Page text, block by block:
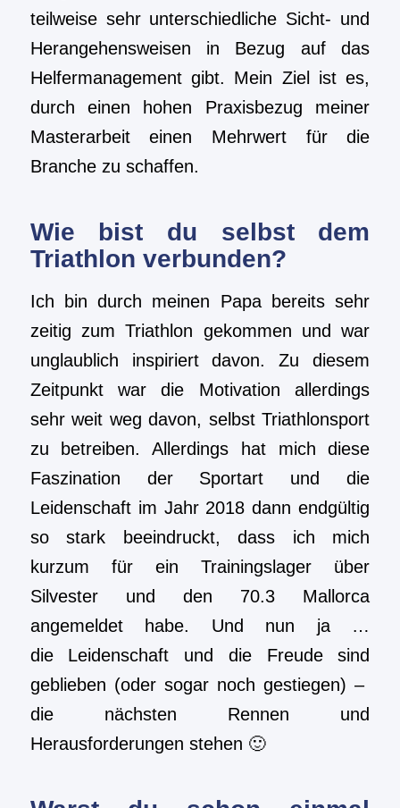
teilweise sehr unterschiedliche Sicht- und
Herangehensweisen in Bezug auf das
Helfermanagement gibt. Mein Ziel ist es,
durch einen hohen Praxisbezug meiner
Masterarbeit einen Mehrwert für die
Branche zu schaffen.
Wie bist du selbst dem
Triathlon verbunden?
Ich bin durch meinen Papa bereits sehr
zeitig zum Triathlon gekommen und war
unglaublich inspiriert davon. Zu diesem
Zeitpunkt war die Motivation allerdings
sehr weit weg davon, selbst Triathlonsport
zu betreiben. Allerdings hat mich diese
Faszination der Sportart und die
Leidenschaft im Jahr 2018 dann endgültig
so stark beeindruckt, dass ich mich
kurzum für ein Trainingslager über
Silvester und den 70.3 Mallorca
angemeldet habe. Und nun ja …
die Leidenschaft und die Freude sind
geblieben (oder sogar noch gestiegen) –
die nächsten Rennen und
Herausforderungen stehen 🙂